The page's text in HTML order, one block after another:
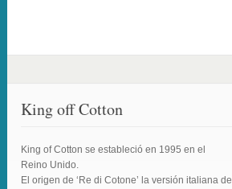
King off Cotton
King of Cotton se estableció en 1995 en el
Reino Unido.
El origen de ‘Re di Cotone’ la versión italiana de